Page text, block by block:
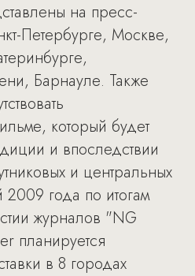
на пресс-
Петербурге, Москве,
Барнауле. Также
который будет
и впоследствии
и центральных
2009 года по итогам
журналов "NG
планируется
в 8 городах